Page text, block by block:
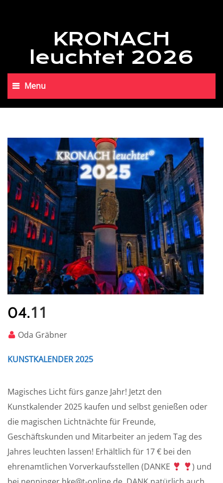
KRONACH
leuchtet 2026
Menu
04.11
Oda Gräbner
KUNSTKALENDER 2025
Magisches Licht fürs ganze Jahr! Jetzt den
Kunstkalender 2025 kaufen und selbst genießen oder
die magischen Lichtnächte für Freunde,
Geschäftskunden und Mitarbeiter an jedem Tag des
Jahres leuchten lassen! Erhältlich für 17 € bei den
ehrenamtlichen Vorverkaufsstellen (DANKE
) und